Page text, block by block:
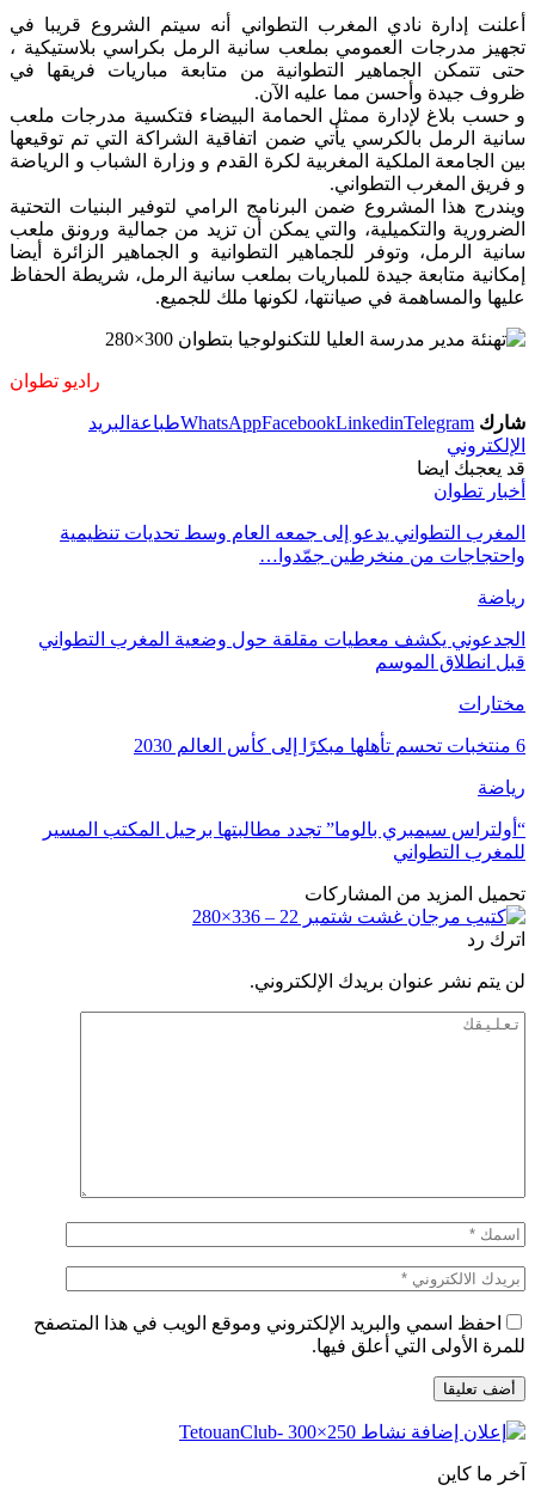
Email
أعلنت إدارة نادي المغرب التطواني أنه سيتم الشروع قريبا في
تجهيز مدرجات العمومي بملعب سانية الرمل بكراسي بلاستيكية ،
حتى تتمكن الجماهير التطوانية من متابعة مباريات فريقها في
ظروف جيدة وأحسن مما عليه الآن.
و حسب بلاغ لإدارة ممثل الحمامة البيضاء فتكسية مدرجات ملعب
سانية الرمل بالكرسي يأتي ضمن اتفاقية الشراكة التي تم توقيعها
بين الجامعة الملكية المغربية لكرة القدم و وزارة الشباب و الرياضة
و فريق المغرب التطواني.
ويندرج هذا المشروع ضمن البرنامج الرامي لتوفير البنيات التحتية
الضرورية والتكميلية، والتي يمكن أن تزيد من جمالية ورونق ملعب
سانية الرمل، وتوفر للجماهير التطوانية و الجماهير الزائرة أيضا
إمكانية متابعة جيدة للمباريات بملعب سانية الرمل، شريطة الحفاظ
عليها والمساهمة في صيانتها، لكونها ملك للجميع.
راديو تطوان
شارك WhatsAppFacebookLinkedinTelegram طباعة البريد
الإلكتروني
قد يعجبك ايضا
أخبار تطوان
المغرب التطواني يدعو إلى جمعه العام وسط تحديات تنظيمية
واحتجاجات من منخرطين جمّدوا…
رياضة
الجدعوني يكشف معطيات مقلقة حول وضعية المغرب التطواني
قبل انطلاق الموسم
مختارات
6 منتخبات تحسم تأهلها مبكرًا إلى كأس العالم 2030
رياضة
“أولتراس سيمبري بالوما” تجدد مطالبتها برحيل المكتب المسير
للمغرب التطواني
تحميل المزيد من المشاركات
اترك رد
لن يتم نشر عنوان بريدك الإلكتروني.
احفظ اسمي والبريد الإلكتروني وموقع الويب في هذا المتصفح
للمرة الأولى التي أعلق فيها.
آخر ما كاين